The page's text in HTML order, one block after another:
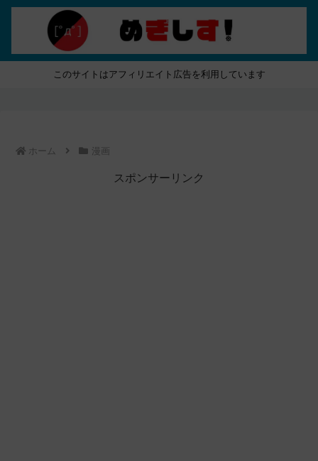
このサイトはアフィリエイト広告を利用しています
ホーム 漫画
スポンサーリンク